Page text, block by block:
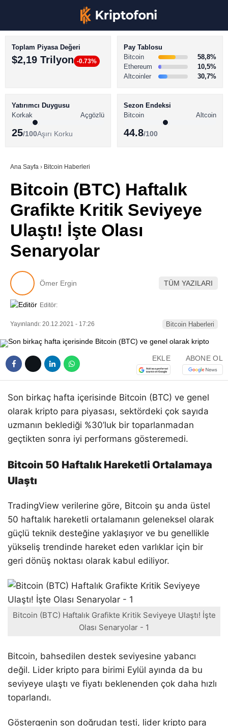
Youtube
TikTok
BİTCOİN HABERLERİ
ALTCOİN HABERLERİ
SÖZLÜK
Toplam Piyasa Değeri
$2,19 Trilyon -0.73%
Pay Tablosu
Bitcoin
58,8%
Ethereum
10,5%
Altcoinler
30,7%
Yatırımcı Duygusu
Korkak
Açgözlü
25/100Aşırı Korku
Sezon Endeksi
Bitcoin
Altcoin
44.8/100
Ana Sayfa › Bitcoin Haberleri
Bitcoin (BTC) Haftalık
Grafikte Kritik Seviyeye
Ulaştı! İşte Olası
Senaryolar
Ömer Ergin TÜM YAZILARI
Editör:
Yayınlandı: 20.12.2021 - 17:26 Bitcoin Haberleri
EKLE ABONE OL
Son birkaç hafta içerisinde Bitcoin (BTC) ve genel
olarak kripto para piyasası, sektördeki çok sayıda
uzmanın beklediği %30’luk bir toparlanmadan
geçtikten sonra iyi performans gösteremedi.
Bitcoin 50 Haftalık Hareketli Ortalamaya
Ulaştı
TradingView verilerine göre, Bitcoin şu anda üstel
50 haftalık hareketli ortalamanın geleneksel olarak
güçlü teknik desteğine yaklaşıyor ve bu genellikle
yükseliş trendinde hareket eden varlıklar için bir
geri dönüş noktası olarak kabul ediliyor.
Bitcoin (BTC) Haftalık Grafikte Kritik Seviyeye Ulaştı! İşte
Olası Senaryolar - 1
Bitcoin, bahsedilen destek seviyesine yabancı
değil. Lider kripto para birimi Eylül ayında da bu
seviyeye ulaştı ve fiyatı beklenenden çok daha hızlı
toparlandı.
Göstergenin son doğrudan testi, lider kripto para